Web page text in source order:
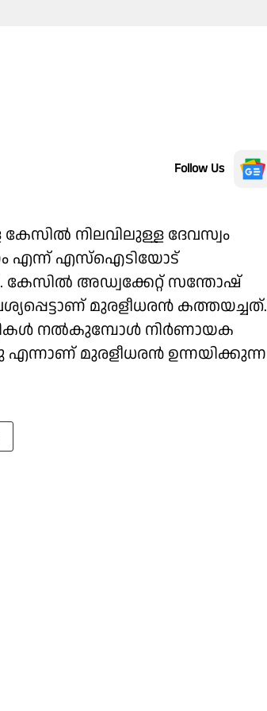
Follow Us
നിലവിലുള്ള ദേവസ്വം
എന്ന് എസ്ഐടിയോട്
കേസിൽ അഡ്വക്കേറ്റ് സന്തോഷ്
മുരളീധരൻ കത്തയച്ചത്.
നൽകുമ്പോൾ നിർണായക
മുരളീധരൻ ഉന്നയിക്കുന്ന